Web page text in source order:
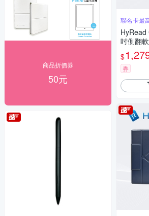
商品折價券
50元
聯名卡最
HyRead
吋側翻
雅灰
$
券